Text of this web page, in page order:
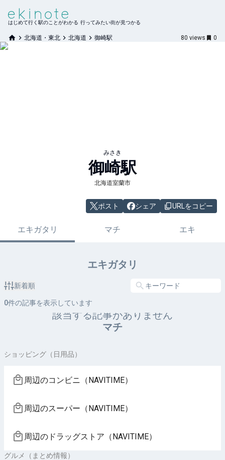
はじめて行く駅のことがわかる 行ってみたい街が見つかる
北海道・東北 北海道 御崎駅 80 views 0
みさき
御崎駅
北海道室蘭市
ポスト シェア URLをコピー
エキガタリ マチ エキ
エキガタリ
新着順
0件の記事を表示しています
該当する記事がありません
マチ
ショッピング（日用品）
周辺のコンビニ（NAVITIME）
周辺のスーパー（NAVITIME）
周辺のドラッグストア（NAVITIME）
グルメ（まとめ情報）